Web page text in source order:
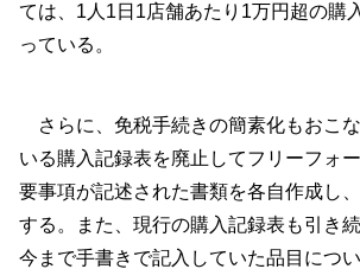
ては、1人1日1店舗あたり1万円超の購
っている。
さらに、免税手続きの簡素化もおこ
いる購入記録表を廃止してフリーフォ
要事項が記述された書類を各自作成し
する。また、現行の購入記録表も引き
今まで手書きで記入していた品目につ